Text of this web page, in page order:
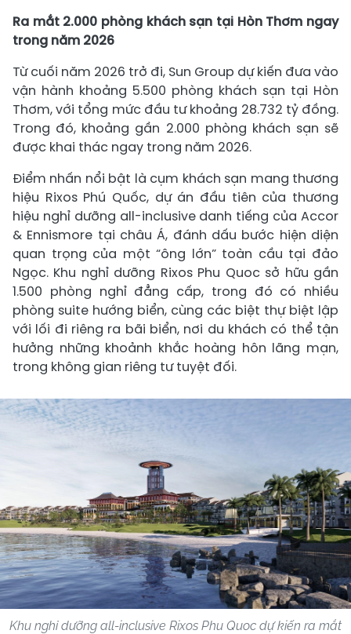
Ra mắt 2.000 phòng khách sạn tại Hòn Thơm ngay
trong năm 2026
Từ cuối năm 2026 trở đi, Sun Group dự kiến đưa vào
vận hành khoảng 5.500 phòng khách sạn tại Hòn
Thơm, với tổng mức đầu tư khoảng 28.732 tỷ đồng.
Trong đó, khoảng gần 2.000 phòng khách sạn sẽ
được khai thác ngay trong năm 2026.
Điểm nhấn nổi bật là cụm khách sạn mang thương
hiệu Rixos Phú Quốc, dự án đầu tiên của thương
hiệu nghỉ dưỡng all-inclusive danh tiếng của Accor
& Ennismore tại châu Á, đánh dấu bước hiện diện
quan trọng của một “ông lớn” toàn cầu tại đảo
Ngọc. Khu nghỉ dưỡng Rixos Phu Quoc sở hữu gần
1.500 phòng nghỉ đẳng cấp, trong đó có nhiều
phòng suite hướng biển, cùng các biệt thự biệt lập
với lối đi riêng ra bãi biển, nơi du khách có thể tận
hưởng những khoảnh khắc hoàng hôn lãng mạn,
trong không gian riêng tư tuyệt đối.
Khu nghỉ dưỡng all-inclusive Rixos Phu Quoc dự kiến ra mắt